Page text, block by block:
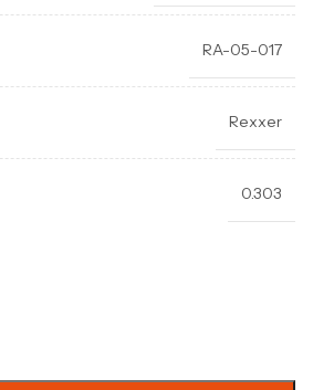
RA-05-017
Rexxer
0.303